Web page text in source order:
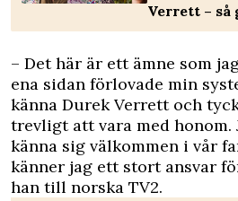
Verrett –
– Det här är ett ämne som
ena sidan förlovade min
känna Durek Verrett och
trevligt att vara med honom.
känna sig välkommen i vår
känner jag ett stort ansvar
han till norska TV2.